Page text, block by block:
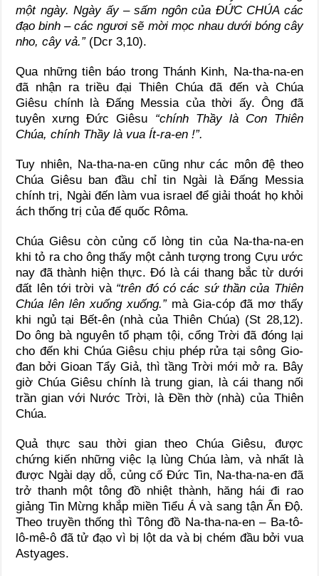
một ngày. Ngày ấy – sấm ngôn của ĐỨC CHÚAcác
đạo binh – các ngươi sẽ mời mọc nhau dưới bóng cây
nho, cây vả.”(Dcr 3,10).
Qua những tiên báo trong Thánh Kinh, Na-tha-na-en
đã nhận ra triều đại Thiên Chúa đã đến và Chúa
Giêsu chính là Đấng Messia của thời ấy. Ông đã
tuyên xưng Đức Giêsu “chính Thầy là Con Thiên
Chúa, chính Thầy là vua Ít-ra-en !”.
Tuy nhiên, Na-tha-na-en cũng như các môn đệ theo
Chúa Giêsu ban đầu chỉ tin Ngài là Đấng Messia
chính trị, Ngài đến làm vua israel để giải thoát họ khỏi
ách thống trị của đế quốc Rôma.
Chúa Giêsu còn củng cố lòng tin của Na-tha-na-en
khi tỏ ra cho ông thấy một cảnh tượng trong Cựu ước
nay đã thành hiện thực. Đó là cái thang bắc từ dưới
đất lên tới trời và “trên đó có các sứ thần của Thiên
Chúa lên lên xuống xuống.”mà Gia-cóp đã mơ thấy
khi ngủ tại Bết-ên (nhà của Thiên Chúa) (St 28,12).
Do ông bà nguyên tổ phạm tội, cổng Trời đã đóng lại
cho đến khi Chúa Giêsu chịu phép rửa tại sông Gio-
đan bởi Gioan Tẩy Giả, thì tầng Trời mới mở ra. Bây
giờ Chúa Giêsu chính là trung gian, là cái thang nối
trần gian với Nước Trời, là Đền thờ (nhà) của Thiên
Chúa.
Quả thực sau thời gian theo Chúa Giêsu, được
chứng kiến những việc lạ lùng Chúa làm, và nhất là
được Ngài dạy dỗ, củng cố Đức Tin, Na-tha-na-en đã
trở thanh một tông đồ nhiệt thành, hăng hái đi rao
giảng Tin Mừng khắp miền Tiểu Á và sang tận Ấn Độ.
Theo truyền thống thì Tông đồ Na-tha-na-en – Ba-tô-
lô-mê-ô đã tử đạo vì bị lột da và bị chém đầu bởi vua
Astyages.